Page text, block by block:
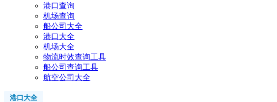
港口查询
机场查询
船公司大全
港口大全
机场大全
物流时效查询工具
船公司查询工具
航空公司大全
港口大全